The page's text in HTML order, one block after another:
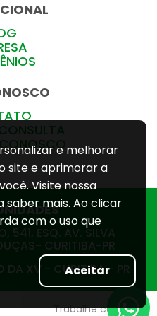
541, ESQ. AV. SILVA
CURITIBA-PR
DA XV - CURITIBA - PR
Trabalhe conosco
e melhorar
site e aprimorar a
Visite nossa
saber mais. Ao clicar
com o uso que
Aceitar